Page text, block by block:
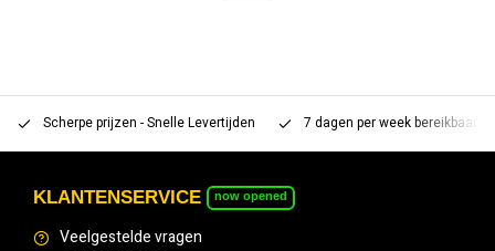
Scherpe prijzen - Snelle Levertijden 7 dagen per week bereikbaar
KLANTENSERVICE now opened
Veelgestelde vragen